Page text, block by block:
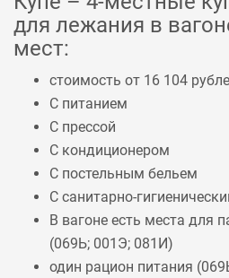
для лежания в
мест:
стоимость от 16 104
С питанием
С прессой
С кондиционером
С постельным бельем
С санитарно-
В вагоне есть места для
(069Ь; 001Э; 081И)
один рацион питания (